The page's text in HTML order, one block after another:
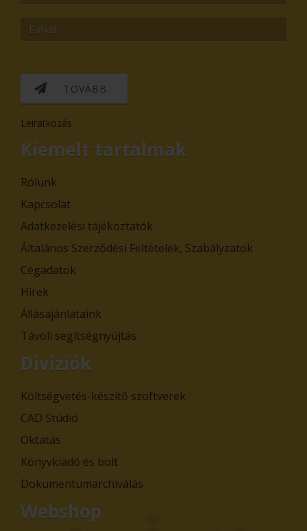
TOVÁBB
Leiratkozás
Kiemelt tartalmak
Rólunk
Kapcsolat
Adatkezelési tájékoztatók
Általános Szerződési Feltételek, Szabályzatok
Cégadatok
Hírek
Állásajánlataink
Távoli segítségnyújtás
Divíziók
Költségvetés-készítő szoftverek
CAD Stúdió
Oktatás
Könyvkiadó és bolt
Dokumentumarchiválás
Webshop